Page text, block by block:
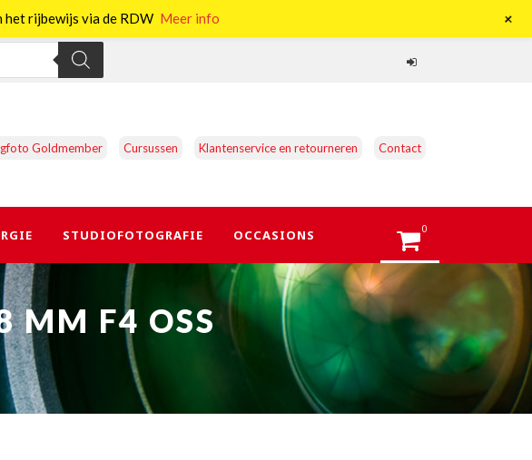
Goldmember Cursussen Klantenservice en retourneren Contact
STUDIOFOTOGRAFIE OCCASIONS 0
MM F4 OSS
het rijbewijs via de RDW Meer info +